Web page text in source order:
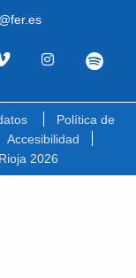
Política de
Accesibilidad
2026